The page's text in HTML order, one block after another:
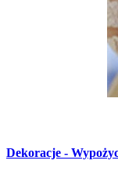
Dekoracje -